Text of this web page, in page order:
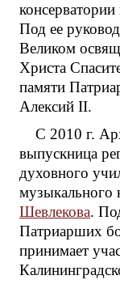
Под ее
Великом
Христа
памяти
Алексий II.
С 2010 г.
выпускница
духовного
музыкального
Шевлекова.
Патриарших
принимает